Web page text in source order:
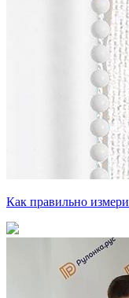
Как правильно